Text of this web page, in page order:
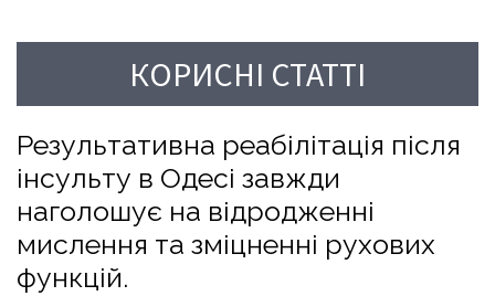
КОРИСНІ СТАТТІ
Результативна реабілітація після
інсульту в Одесі завжди
наголошує на відродженні
мислення та зміцненні рухових
функцій.